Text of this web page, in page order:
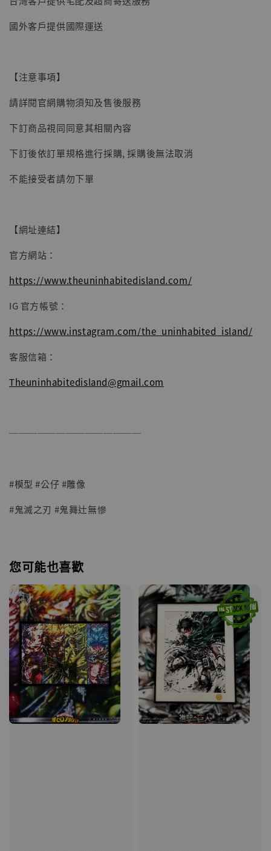
【現貨】BJSTUDIO 1/6系列可動蒐藏人偶 讓
NT$ 4,980
NT$ 5,300
國外客戶提供國際運送
【注意事項】
請詳閱官網購物須知及售後服務
下訂商品視同同意其相關內容
下訂後依訂單規格進行採購, 採購後無法取消
不能接受者請勿下單
【網址連結】
官方網站：
https://www.theuninhabitedisland.com/
IG 官方帳號：
https://www.instagram.com/the_uninhabited_island/
客服信箱：
Theuninhabitedisland@gmail.com
──────────────
#模型 #公仔 #雕像
#鬼滅之刃 #鬼舞辻無慘
您可能也喜歡